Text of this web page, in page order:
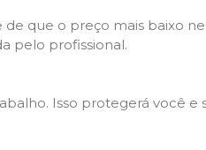
que o preço mais baixo
pelo profissional.
Isso protegerá você e